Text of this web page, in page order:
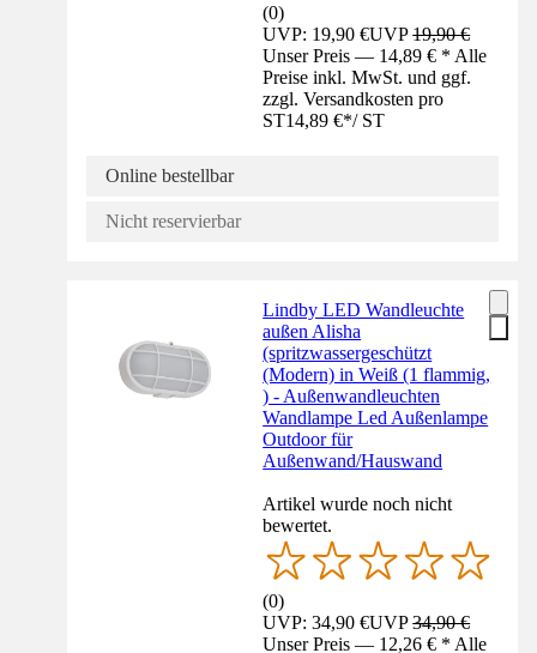
(0)
UVP: 19,90 €UVP19,90 €
Unser Preis — 14,89 € * Alle
Preise inkl. MwSt. und ggf.
zzgl. Versandkosten pro
ST14,89 €*/ ST
Online bestellbar
Nicht reservierbar
Lindby LED Wandleuchte
außen Alisha
(spritzwassergeschützt
(Modern) in Weiß (1 flammig,
) - Außenwandleuchten
Wandlampe Led Außenlampe
Outdoor für
Außenwand/Hauswand
Artikel wurde noch nicht
bewertet.
(0)
UVP: 34,90 €UVP34,90 €
Unser Preis — 12,26 € * Alle